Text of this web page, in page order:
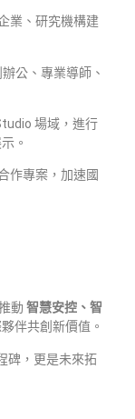
業、研究機構建
公、專業導師、
場域，進行
。
作專案，加速國
動智慧安控、智
伴共創新價值。
碑，更是未來拓